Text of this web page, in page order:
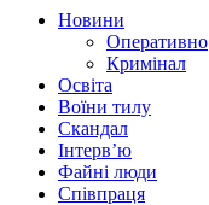
Новини
Оперативно
Кримінал
Освіта
Воїни тилу
Скандал
Інтерв’ю
Файні люди
Співпраця